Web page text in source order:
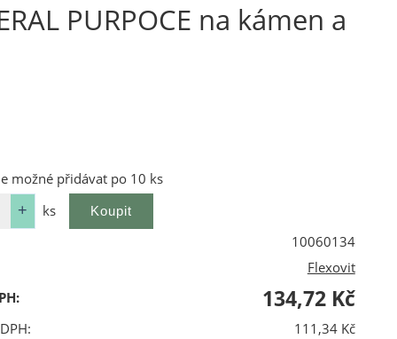
PURPOCE na kámen a
možné přidávat po 10 ks
ks
10060134
Flexovit
134,72 Kč
111,34 Kč